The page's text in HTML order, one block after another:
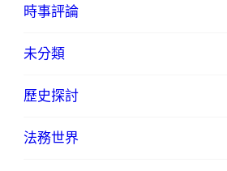
時事評論
未分類
歷史探討
法務世界